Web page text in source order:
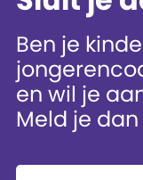
Ben je
en wil je
Meld je